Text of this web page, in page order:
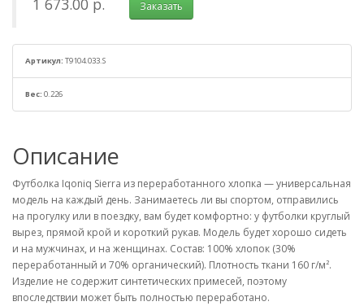
1 673.00 р. Заказать
Артикул: T9104.033.S
Вес: 0.226
Описание
Футболка Iqoniq Sierra из переработанного хлопка — универсальная
модель на каждый день. Занимаетесь ли вы спортом, отправились
на прогулку или в поездку, вам будет комфортно: у футболки круглый
вырез, прямой крой и короткий рукав. Модель будет хорошо сидеть
и на мужчинах, и на женщинах. Состав: 100% хлопок (30%
переработанный и 70% органический). Плотность ткани 160 г/м².
Изделие не содержит синтетических примесей, поэтому
впоследствии может быть полностью переработано.